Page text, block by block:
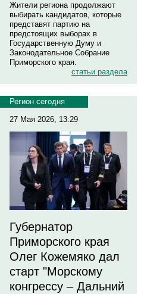
Жители региона продолжают
выбирать кандидатов, которые
представят партию на
предстоящих выборах в
Государственную Думу и
Законодательное Собрание
Приморского края.
статьи раздела
Регион сегодня
27 Мая 2026, 13:29
Губернатор
Приморского края
Олег Кожемяко дал
старт "Морскому
конгрессу – Дальний